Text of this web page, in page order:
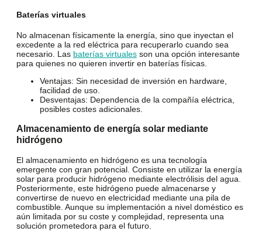
Baterías virtuales
No almacenan físicamente la energía, sino que inyectan el
excedente a la red eléctrica para recuperarlo cuando sea
necesario. Las baterías virtuales son una opción interesante
para quienes no quieren invertir en baterías físicas.
Ventajas: Sin necesidad de inversión en hardware,
facilidad de uso.
Desventajas: Dependencia de la compañía eléctrica,
posibles costes adicionales.
Almacenamiento de energía solar mediante
hidrógeno
El almacenamiento en hidrógeno es una tecnología
emergente con gran potencial. Consiste en utilizar la energía
solar para producir hidrógeno mediante electrólisis del agua.
Posteriormente, este hidrógeno puede almacenarse y
convertirse de nuevo en electricidad mediante una pila de
combustible. Aunque su implementación a nivel doméstico es
aún limitada por su coste y complejidad, representa una
solución prometedora para el futuro.